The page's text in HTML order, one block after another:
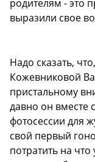
родителям - это
выразили свое
Надо сказать,
Кожевниковой
пристальному
давно он вместе
фотосессии для
свой первый
потратить на